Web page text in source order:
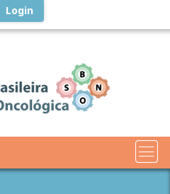
Login